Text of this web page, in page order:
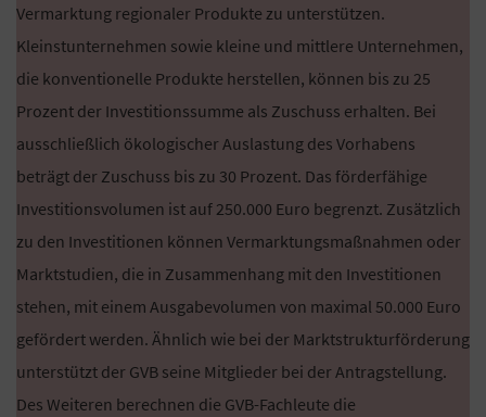
Vermarktung regionaler Produkte zu unterstützen.
Kleinstunternehmen sowie kleine und mittlere Unternehmen,
die konventionelle Produkte herstellen, können bis zu 25
Prozent der Investitionssumme als Zuschuss erhalten. Bei
ausschließlich ökologischer Auslastung des Vorhabens
beträgt der Zuschuss bis zu 30 Prozent. Das förderfähige
Investitionsvolumen ist auf 250.000 Euro begrenzt. Zusätzlich
zu den Investitionen können Vermarktungsmaßnahmen oder
Marktstudien, die in Zusammenhang mit den Investitionen
stehen, mit einem Ausgabevolumen von maximal 50.000 Euro
gefördert werden. Ähnlich wie bei der Marktstrukturförderung
unterstützt der GVB seine Mitglieder bei der Antragstellung.
Des Weiteren berechnen die GVB-Fachleute die